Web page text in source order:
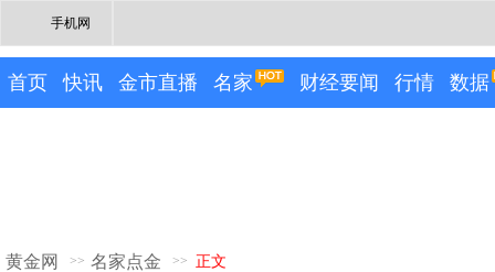
手机网
首页 快讯 金市直播 名家 财经要闻 行情 数据
黄金网 >> 名家点金 >> 正文